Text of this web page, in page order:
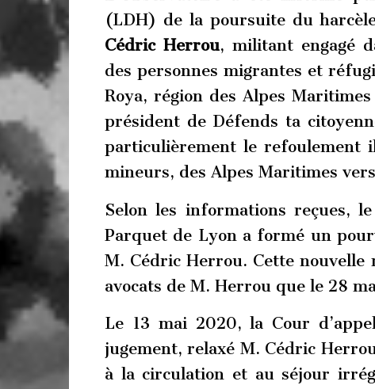
(LDH) de la poursuite du
Cédric Herrou, militant engagé
des personnes migrantes et
Roya, région des Alpes
président de Défends ta
particulièrement le refoulement
mineurs, des Alpes Maritimes
Selon les informations reçues,
Parquet de Lyon a formé un
M. Cédric Herrou. Cette nouvelle
avocats de M. Herrou que le 28
Le 13 mai 2020, la Cour
jugement, relaxé M. Cédric
à la circulation et au séjour